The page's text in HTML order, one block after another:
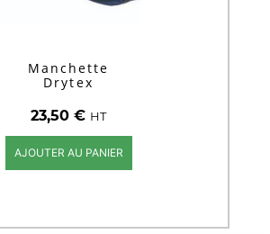
Manchette
Drytex
23,50 € HT
AJOUTER AU PANIER